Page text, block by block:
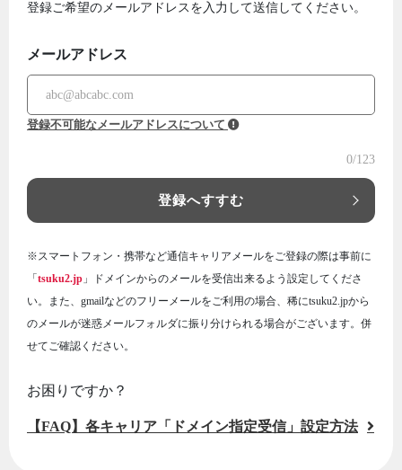
登録ご希望のメールアドレスを入力して送信してください。
メールアドレス
登録不可能なメールアドレスについて
0/123
登録へすすむ
※スマートフォン・携帯など通信キャリアメールをご登録の際は事前に
「 tsuku2.jp 」ドメインからのメールを受信出来るよう設定してくださ
い。また、gmailなどのフリーメールをご利用の場合、稀にtsuku2.jpから
のメールが迷惑メールフォルダに振り分けられる場合がございます。併
せてご確認ください。
お困りですか？
【FAQ】各キャリア「ドメイン指定受信」設定方法